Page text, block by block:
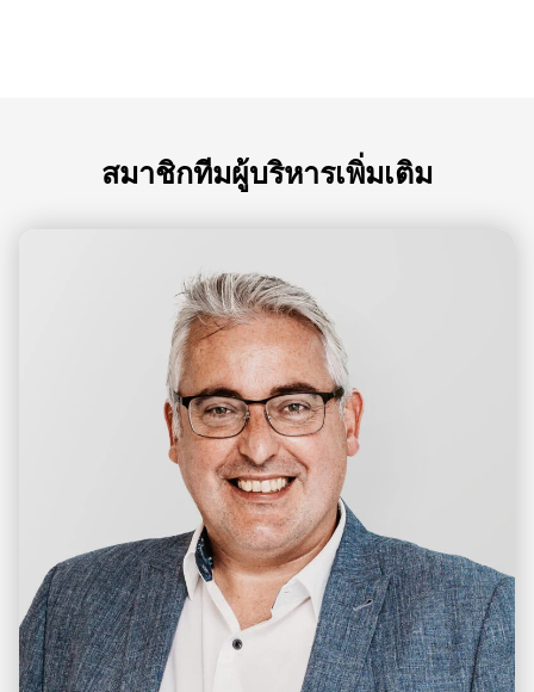
สมาชิกทีมผู้บริหารเพิ่มเติม